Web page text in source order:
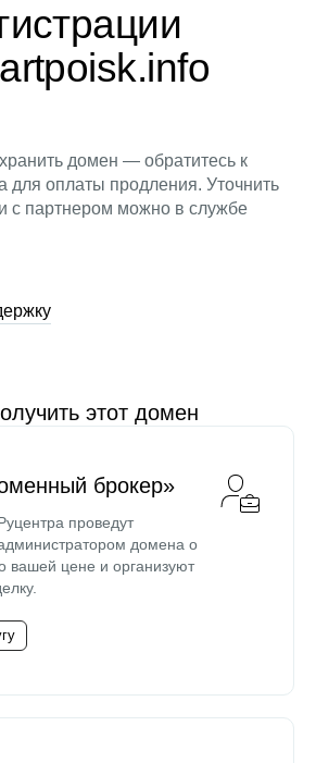
домен — обратитесь к
для оплаты продления. Уточнить
с партнером можно в службе
этот домен
брокер»
проведут
домена о
вашей цене и организуют